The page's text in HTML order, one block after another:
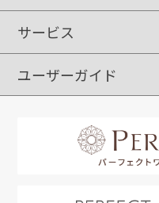
ショッピングガイド
ご注文方法
送料・配送
クーポンご利用方法
サービス
定期購入
ポイントサービス
お知らせメール
ユーザーガイド